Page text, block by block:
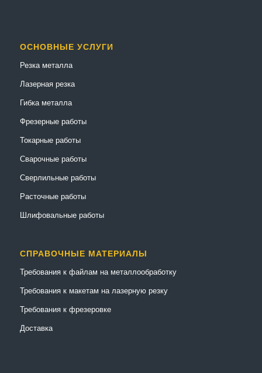
ОСНОВНЫЕ УСЛУГИ
Резка металла
Лазерная резка
Гибка металла
Фрезерные работы
Токарные работы
Сварочные работы
Сверлильные работы
Расточные работы
Шлифовальные работы
СПРАВОЧНЫЕ МАТЕРИАЛЫ
Требования к файлам на металлообработку
Требования к макетам на лазерную резку
Требования к фрезеровке
Доставка